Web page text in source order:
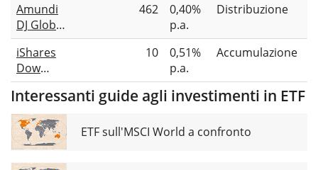
Amundi
DJ Global
Titans 50
UCITS
ETF Dist
462
0,40%
p.a.
Distribuzione
iShares
Dow
Jones
Global
Titans 50
UCITS
ETF (DE)
EUR (Acc)
10
0,51%
p.a.
Accumulazione
Interessanti guide agli investimenti in ETF
ETF sull'MSCI World a confronto